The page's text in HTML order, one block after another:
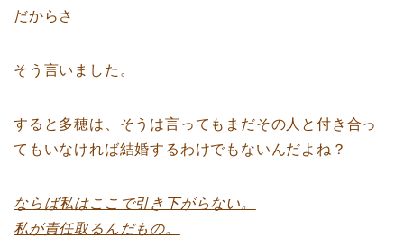
だからさ
そう言いました。
すると多穂は、そうは言ってもまだその人と付き合っ
てもいなければ結婚するわけでもないんだよね？
ならば私はここで引き下がらない。
私が責任取るんだもの。